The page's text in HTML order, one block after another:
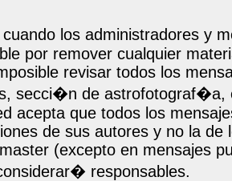
cuando los administradores y
por remover cualquier
revisar todos los
secci�n de astrofotograf�a,
acepta que todos los
de sus autores y no la
(excepto en mensajes
responsables.